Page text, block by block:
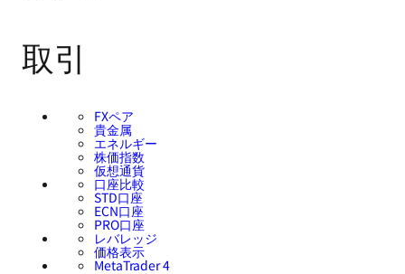
取引
FXペア
貴金属
エネルギー
株価指数
仮想通貨
口座比較
STD口座
ECN口座
PRO口座
レバレッジ
価格表示
MetaTrader 4